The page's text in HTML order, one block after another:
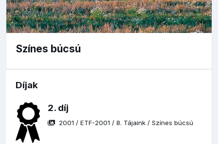
Színes búcsú
Díjak
2. díj
2001 /ETF-2001 /8. Tájaink /Színes búcsú